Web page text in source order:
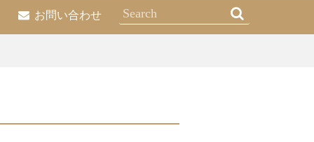
お問い合わせ